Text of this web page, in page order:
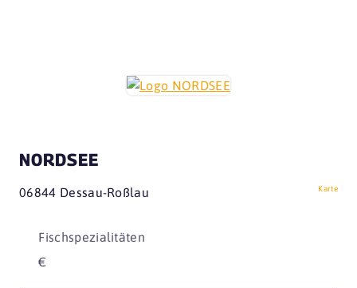
NORDSEE
06844 Dessau-Roßlau Karte
Fischspezialitäten
€